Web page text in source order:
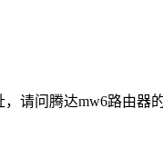
请问腾达mw6路由